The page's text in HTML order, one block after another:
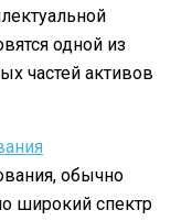
одной из
частей активов
обычно
широкий спектр